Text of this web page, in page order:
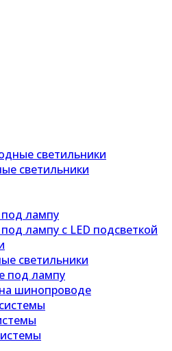
светильники
светильники
лампу
лампу с LED подсветкой
светильники
под лампу
шинопроводе